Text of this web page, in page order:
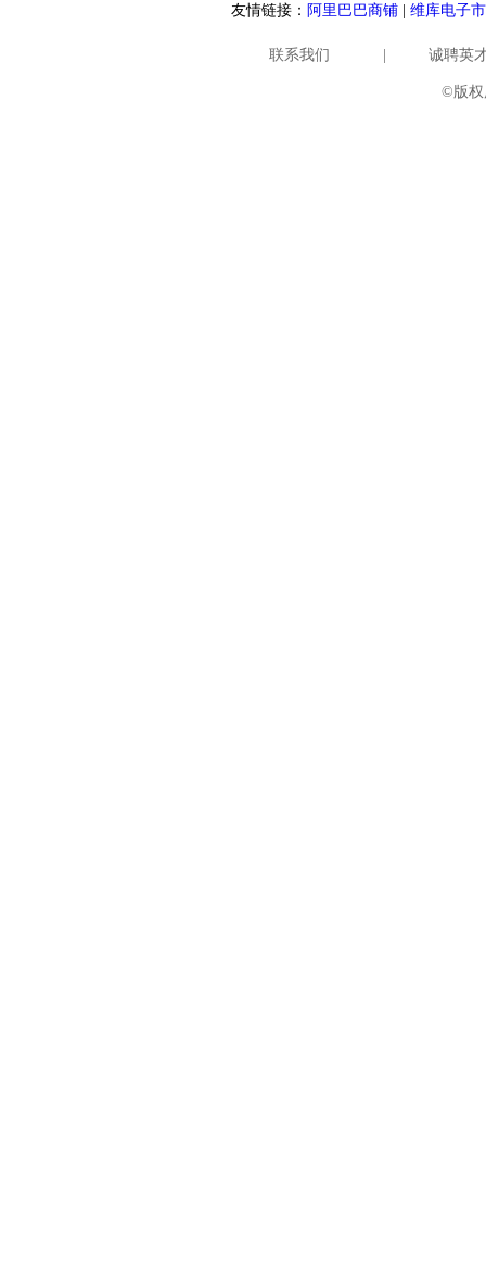
友情链接： 阿里巴巴商铺 维库电子
联系我们 诚聘英
©版权